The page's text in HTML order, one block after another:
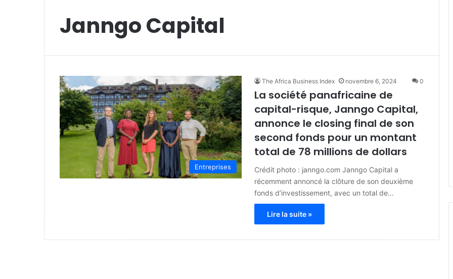
Janngo Capital
Entreprises
The Africa Business Index novembre 6, 2024 0
La société panafricaine de
capital-risque, Janngo Capital,
annonce le closing final de son
second fonds pour un montant
total de 78 millions de dollars
Crédit photo : janngo.com Janngo Capital a
récemment annoncé la clôture de son deuxième
fonds d’investissement, avec un total de…
Lire la suite »